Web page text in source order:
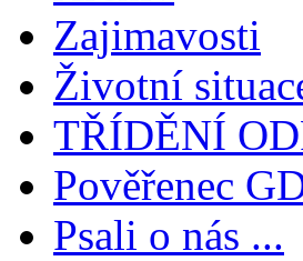
Zajimavosti
Životní
TŘÍDĚNÍ
Pověřenec
Psali o nás ...